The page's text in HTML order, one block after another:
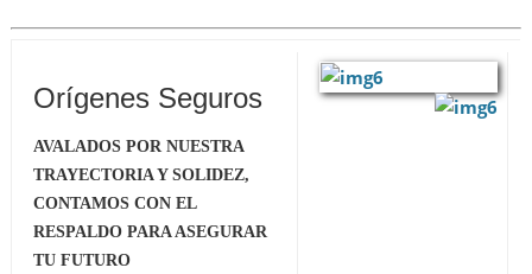
Orígenes Seguros
AVALADOS POR NUESTRA
TRAYECTORIA Y SOLIDEZ,
CONTAMOS CON EL
RESPALDO PARA ASEGURAR
TU FUTURO